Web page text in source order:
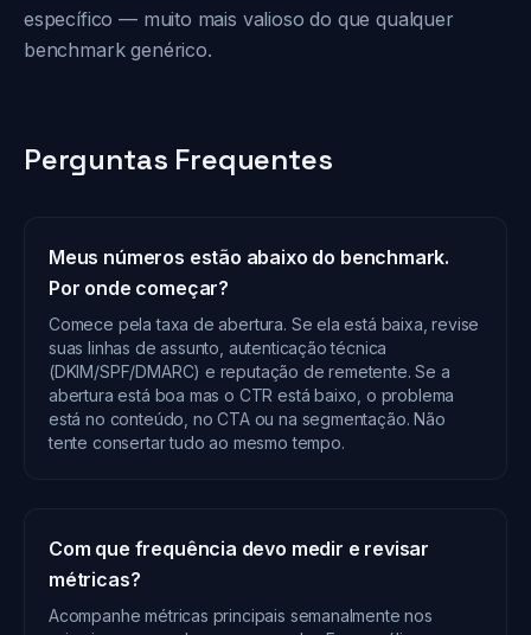
específico — muito mais valioso do que qualquer
benchmark genérico.
Perguntas Frequentes
Meus números estão abaixo do benchmark.
Por onde começar?
Comece pela taxa de abertura. Se ela está baixa, revise
suas linhas de assunto, autenticação técnica
(DKIM/SPF/DMARC) e reputação de remetente. Se a
abertura está boa mas o CTR está baixo, o problema
está no conteúdo, no CTA ou na segmentação. Não
tente consertar tudo ao mesmo tempo.
Com que frequência devo medir e revisar
métricas?
Acompanhe métricas principais semanalmente nos